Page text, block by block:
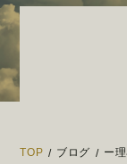
TOP / ブログ / ー